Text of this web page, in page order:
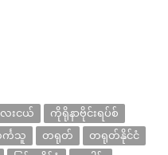
းငယ်
ကိုရိုနာဗိုင်းရပ်စ်
ကသူ တရုတ်
တရုတ်နိုင်ငံ